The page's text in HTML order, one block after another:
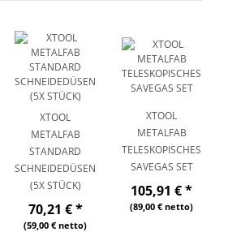
XTOOL
METALFAB
STANDARD
SCHNEIDEDÜSEN
(5X STÜCK)
70,21 €*
(59,00 € netto)
XTOOL
METALFAB
TELESKOPISCHES
SAVEGAS SET
105,91 €*
(89,00 € netto)